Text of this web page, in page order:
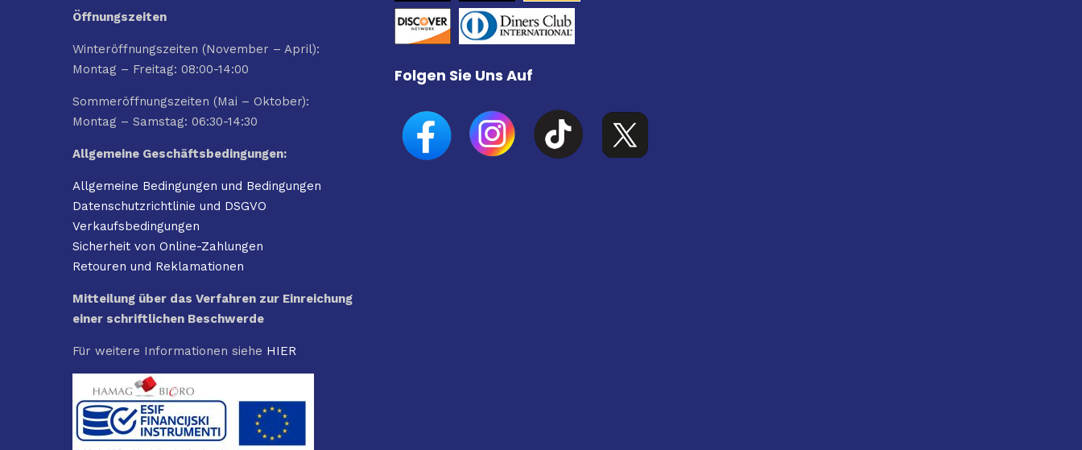
Öffnungszeiten
Winteröffnungszeiten (November – April):
Montag – Freitag: 08:00-14:00
Sommeröffnungszeiten (Mai – Oktober):
Montag – Samstag: 06:30-14:30
Allgemeine Geschäftsbedingungen:
Allgemeine Bedingungen und Bedingungen
Datenschutzrichtlinie und DSGVO
Verkaufsbedingungen
Sicherheit von Online-Zahlungen
Retouren und Reklamationen
Mitteilung über das Verfahren zur Einreichung
einer schriftlichen Beschwerde
Für weitere Informationen siehe HIER
Folgen Sie Uns Auf